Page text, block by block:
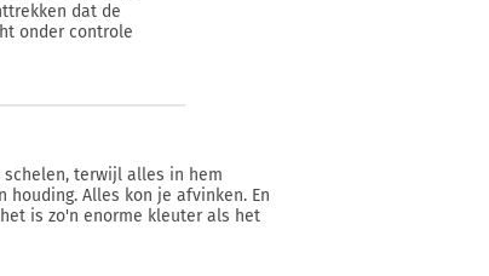
dat de
onder controle
terwijl alles in hem
Alles kon je afvinken. En
is zo'n enorme kleuter als het